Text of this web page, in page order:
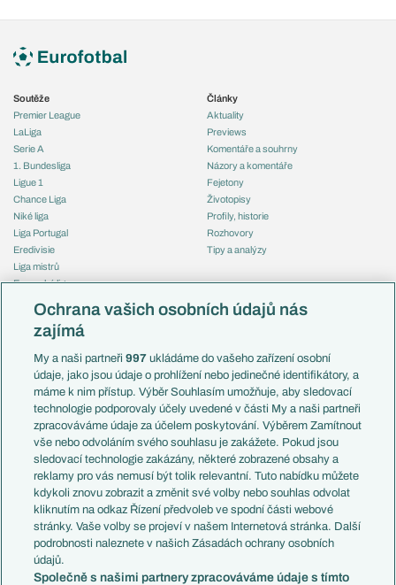
Soutěže
Premier League
LaLiga
Serie A
1. Bundesliga
Ligue 1
Chance Liga
Niké liga
Liga Portugal
Eredivisie
Liga mistrů
Evropská liga
Mistrovství světa
Liga národů
Témata
Představení týmů MS
EuroSkauting
PL v kostce
Evropské koeficienty
Přestupy
Přestupové spekulace
Zranění
Kluby
Arsenal FC
Chelsea FC
Manchester United
Články
Aktuality
Previews
Komentáře a souhrny
Názory a komentáře
Fejetony
Životopisy
Profily, historie
Rozhovory
Tipy a analýzy
Česko
Francie
Itálie
Německo
Španělsko
Argentina
Brazílie
Přestupy
Zápasy
Livescore
Tipovací soutěž
Ochrana vašich osobních údajů nás
zajímá
My a naši partneři997 ukládáme do vašeho zařízení osobní
údaje, jako jsou údaje o prohlížení nebo jedinečné identifikátory, a
máme k nim přístup. Výběr Souhlasím umožňuje, aby sledovací
technologie podporovaly účely uvedené v části My a naši partneři
zpracováváme údaje za účelem poskytování. Výběrem Zamítnout
vše nebo odvoláním svého souhlasu je zakážete. Pokud jsou
sledovací technologie zakázány, některé zobrazené obsahy a
reklamy pro vás nemusí být tolik relevantní. Tuto nabídku můžete
kdykoli znovu zobrazit a změnit své volby nebo souhlas odvolat
kliknutím na odkaz Řízení předvoleb ve spodní části webové
stránky. Vaše volby se projeví v našem Internetová stránka. Další
podrobnosti naleznete v našich Zásadách ochrany osobních
údajů.
Společně s našimi partnery zpracováváme údaje s tímto